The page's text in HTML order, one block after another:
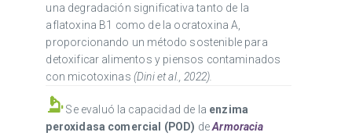
una degradación significativa tanto de la
aflatoxina B1 como de la ocratoxina A,
proporcionando un método sostenible para
detoxificar alimentos y piensos contaminados
con micotoxinas (Dini et al., 2022).
Se evaluó la capacidad de la enzima
peroxidasa comercial (POD) deArmoracia